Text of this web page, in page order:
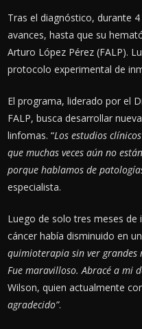
Tras el diagnóstico, durante
avances, hasta que su
Arturo López Pérez (FALP).
protocolo experimental de
El programa, liderado por el
FALP, busca desarrollar
linfomas. “Los estudios
que muchas veces aún no
porque hablamos de
especialista.
Luego de solo tres meses de
cáncer había disminuido en
quimioterapia sin ver grandes
Fue maravilloso. Abracé a mi
Wilson, quien actualmente
agradecido”.